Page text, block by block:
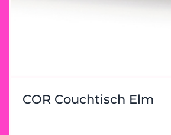
COR Couchtisch Elm